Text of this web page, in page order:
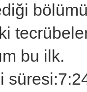
bu ilk.